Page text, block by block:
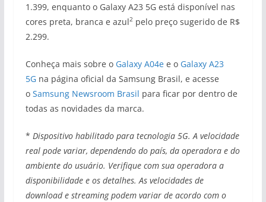
1.399, enquanto o Galaxy A23 5G está disponível nas
cores preta, branca e azul2pelo preço sugerido de R$
2.299.
Conheça mais sobre o Galaxy A04ee o Galaxy A23
5Gna página oficial da Samsung Brasil, e acesse
o Samsung Newsroom Brasil para ficar por dentro de
todas as novidades da marca.
* Dispositivo habilitado para tecnologia 5G. A velocidade
real pode variar, dependendo do país, da operadora e do
ambiente do usuário. Verifique com sua operadora a
disponibilidade e os detalhes. As velocidades de
download e streaming podem variar de acordo com o